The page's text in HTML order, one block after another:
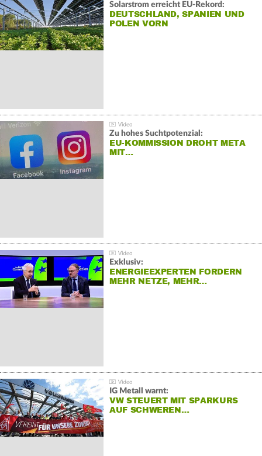
Solarstrom erreicht EU-Rekord:
DEUTSCHLAND, SPANIEN UND
POLEN VORN
Zu hohes Suchtpotenzial:
EU-KOMMISSION DROHT META
MIT…
Exklusiv:
ENERGIEEXPERTEN FORDERN
MEHR NETZE, MEHR…
IG Metall warnt:
VW STEUERT MIT SPARKURS
AUF SCHWEREN…